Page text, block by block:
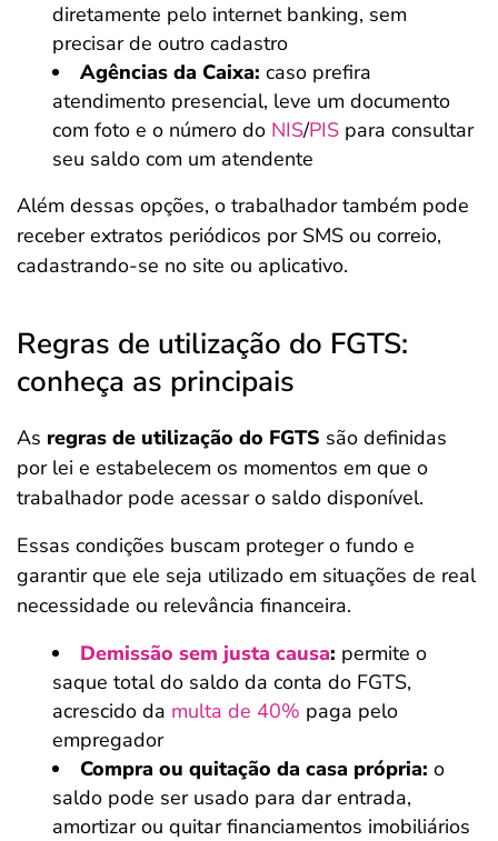
diretamente pelo internet banking, sem
precisar de outro cadastro
Agências da Caixa: caso prefira
atendimento presencial, leve um documento
com foto e o número do NIS/PIS para consultar
seu saldo com um atendente
Além dessas opções, o trabalhador também pode
receber extratos periódicos por SMS ou correio,
cadastrando-se no site ou aplicativo.
Regras de utilização do FGTS:
conheça as principais
As regras de utilização do FGTS são definidas
por lei e estabelecem os momentos em que o
trabalhador pode acessar o saldo disponível.
Essas condições buscam proteger o fundo e
garantir que ele seja utilizado em situações de real
necessidade ou relevância financeira.
Demissão sem justa causa: permite o
saque total do saldo da conta do FGTS,
acrescido da multa de 40% paga pelo
empregador
Compra ou quitação da casa própria: o
saldo pode ser usado para dar entrada,
amortizar ou quitar financiamentos imobiliários